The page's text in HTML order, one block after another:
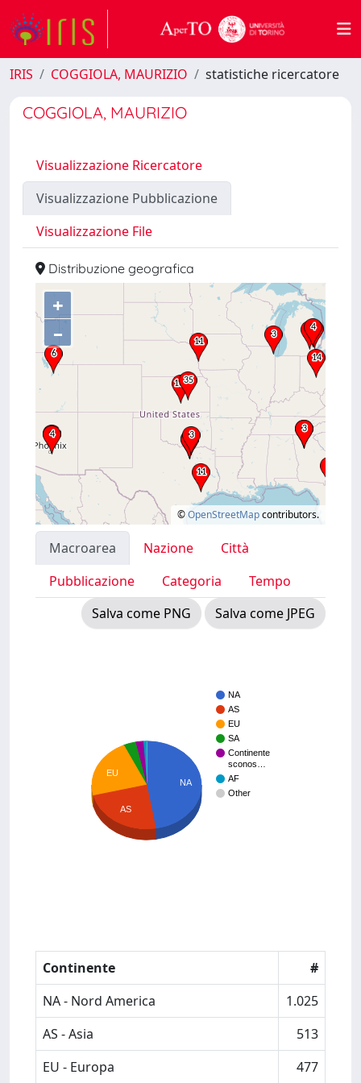
IRIS COGGIOLA, MAURIZIO statistiche ricercatore
COGGIOLA, MAURIZIO
Visualizzazione Ricercatore
Visualizzazione Pubblicazione
Visualizzazione File
Distribuzione geografica
+
–
©OpenStreetMapcontributors.
Macroarea Nazione
Città
Pubblicazione
Categoria
Tempo
Salva come PNG
Salva come JPEG
NA
AS
EU
SA
Continente
sconos…
AF
Other
NA
EU
AS
Continente
#
NA - Nord America
1.025
AS - Asia
513
EU - Europa
477